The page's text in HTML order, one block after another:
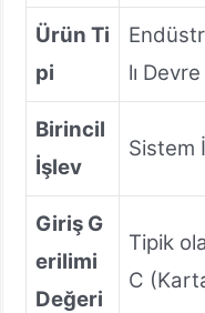
Ürün Ti
pi
lı
Birincil
İşlev
Sistem
Giriş G
erilimi
Değeri
Tipik
C